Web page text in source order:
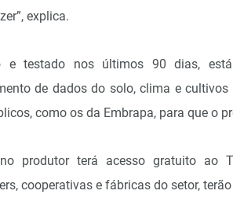
explica.
e testado nos últimos 90 dias,
de dados do solo, clima e
como os da Embrapa, para que o
produtor terá acesso gratuito ao
cooperativas e fábricas do setor,